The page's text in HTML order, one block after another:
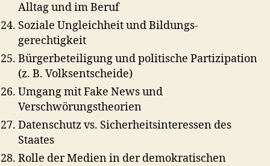
Alltag und im Beruf
Soziale Ungleichheit und Bildungs­
gerechtigkeit
Bürgerbeteiligung und politische Partizipation
(z. B. Volksentscheide)
Umgang mit Fake News und
Verschwörungstheorien
Datenschutz vs. Sicherheitsinteressen des
Staates
Rolle der Medien in der demokratischen